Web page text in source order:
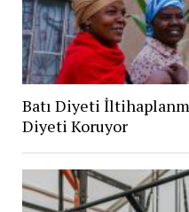
Batı Diyeti
Diyeti Koruyor